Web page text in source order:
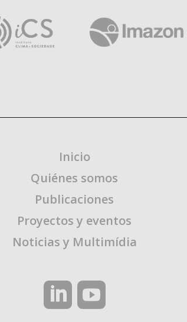
Inicio
Quiénes somos
Publicaciones
Proyectos y eventos
Noticias y Multimídia